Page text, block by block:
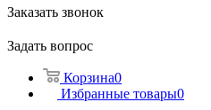
Заказать звонок
Задать вопрос
Корзина0
Избранные товары0